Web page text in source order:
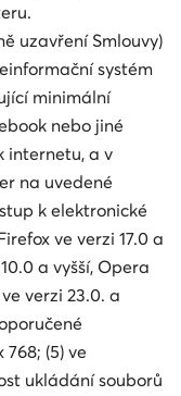
uzavření Smlouvy)
systém
minimální
nebo jiné
internetu, a v
na uvedené
k elektronické
ve verzi 17.0 a
a vyšší, Opera
verzi 23.0. a
(5) ve
ukládání souborů